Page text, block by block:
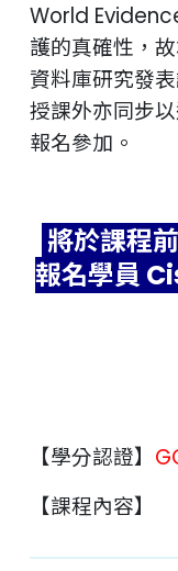
World
護的真確性，
資料庫研究發
授課外亦同步
報名參加。
將於課程
報名學員
【學分認證】
【課程內容】